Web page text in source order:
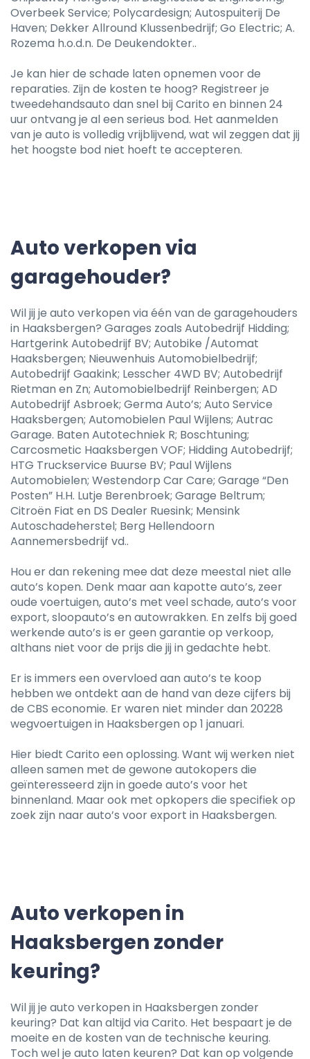
Overbeek Service; Polycardesign; Autospuiterij De
Haven; Dekker Allround Klussenbedrijf; Go Electric; A.
Rozema h.o.d.n. De Deukendokter..
Je kan hier de schade laten opnemen voor de
reparaties. Zijn de kosten te hoog? Registreer je
tweedehandsauto dan snel bij Carito en binnen 24
uur ontvang je al een serieus bod. Het aanmelden
van je auto is volledig vrijblijvend, wat wil zeggen dat jij
het hoogste bod niet hoeft te accepteren.
Auto verkopen via
garagehouder?
Wil jij je auto verkopen via één van de garagehouders
in Haaksbergen? Garages zoals Autobedrijf Hidding;
Hartgerink Autobedrijf BV; Autobike /Automat
Haaksbergen; Nieuwenhuis Automobielbedrijf;
Autobedrijf Gaakink; Lesscher 4WD BV; Autobedrijf
Rietman en Zn; Automobielbedrijf Reinbergen; AD
Autobedrijf Asbroek; Germa Auto’s; Auto Service
Haaksbergen; Automobielen Paul Wijlens; Autrac
Garage. Baten Autotechniek R; Boschtuning;
Carcosmetic Haaksbergen VOF; Hidding Autobedrijf;
HTG Truckservice Buurse BV; Paul Wijlens
Automobielen; Westendorp Car Care; Garage “Den
Posten” H.H. Lutje Berenbroek; Garage Beltrum;
Citroën Fiat en DS Dealer Ruesink; Mensink
Autoschadeherstel; Berg Hellendoorn
Aannemersbedrijf vd..
Hou er dan rekening mee dat deze meestal niet alle
auto’s kopen. Denk maar aan kapotte auto’s, zeer
oude voertuigen, auto’s met veel schade, auto’s voor
export, sloopauto’s en autowrakken. En zelfs bij goed
werkende auto’s is er geen garantie op verkoop,
althans niet voor de prijs die jij in gedachte hebt.
Er is immers een overvloed aan auto’s te koop
hebben we ontdekt aan de hand van deze cijfers bij
de CBS economie. Er waren niet minder dan 20228
wegvoertuigen in Haaksbergen op 1 januari.
Hier biedt Carito een oplossing. Want wij werken niet
alleen samen met de gewone autokopers die
geïnteresseerd zijn in goede auto’s voor het
binnenland. Maar ook met opkopers die specifiek op
zoek zijn naar auto’s voor export in Haaksbergen.
Auto verkopen in
Haaksbergen zonder
keuring?
Wil jij je auto verkopen in Haaksbergen zonder
keuring? Dat kan altijd via Carito. Het bespaart je de
moeite en de kosten van de technische keuring.
Toch wel je auto laten keuren? Dat kan op volgende